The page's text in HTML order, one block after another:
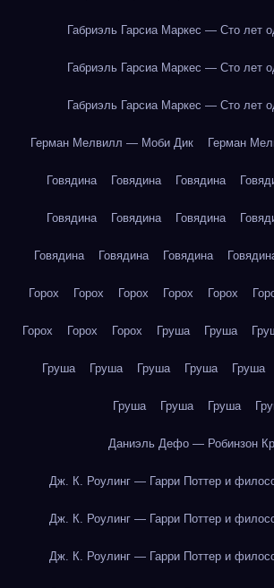
Габриэль Гарсиа Маркес — Сто лет
Габриэль Гарсиа Маркес — Сто лет
Габриэль Гарсиа Маркес — Сто лет
Герман Мелвилл — Моби Дик Герман
Говядина Говядина Говядина
Говядина Говядина Говядина
Говядина Говядина Говядина
Горох Горох Горох Горох Горох
Горох Горох Горох Груша Груша
Груша Груша Груша Груша Груша
Груша Груша Груша
Даниэль Дефо — Робинзон
Дж. К. Роулинг — Гарри Поттер и
Дж. К. Роулинг — Гарри Поттер и
Дж. К. Роулинг — Гарри Поттер и